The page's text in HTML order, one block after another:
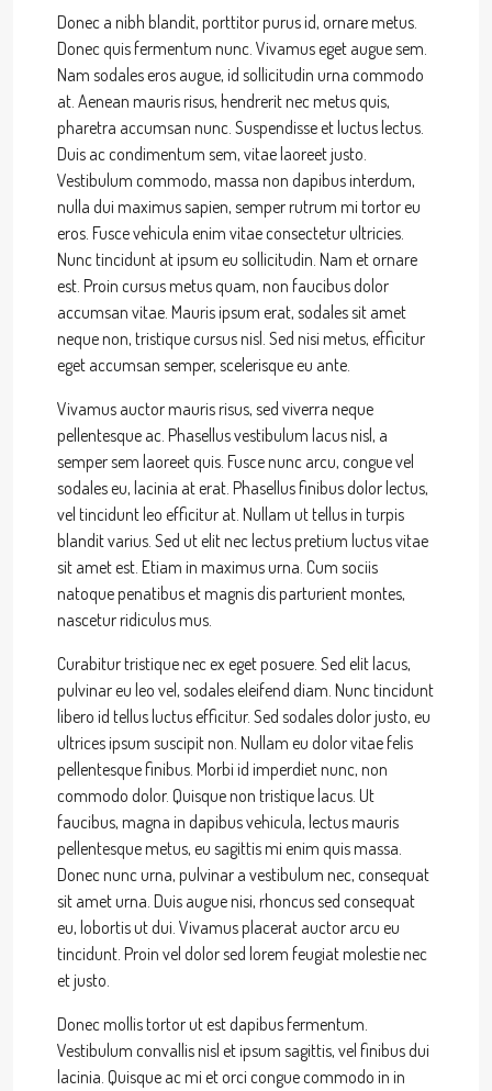
Donec a nibh blandit, porttitor purus id, ornare metus.
Donec quis fermentum nunc. Vivamus eget augue sem.
Nam sodales eros augue, id sollicitudin urna commodo
at. Aenean mauris risus, hendrerit nec metus quis,
pharetra accumsan nunc. Suspendisse et luctus lectus.
Duis ac condimentum sem, vitae laoreet justo.
Vestibulum commodo, massa non dapibus interdum,
nulla dui maximus sapien, semper rutrum mi tortor eu
eros. Fusce vehicula enim vitae consectetur ultricies.
Nunc tincidunt at ipsum eu sollicitudin. Nam et ornare
est. Proin cursus metus quam, non faucibus dolor
accumsan vitae. Mauris ipsum erat, sodales sit amet
neque non, tristique cursus nisl. Sed nisi metus, efficitur
eget accumsan semper, scelerisque eu ante.
Vivamus auctor mauris risus, sed viverra neque
pellentesque ac. Phasellus vestibulum lacus nisl, a
semper sem laoreet quis. Fusce nunc arcu, congue vel
sodales eu, lacinia at erat. Phasellus finibus dolor lectus,
vel tincidunt leo efficitur at. Nullam ut tellus in turpis
blandit varius. Sed ut elit nec lectus pretium luctus vitae
sit amet est. Etiam in maximus urna. Cum sociis
natoque penatibus et magnis dis parturient montes,
nascetur ridiculus mus.
Curabitur tristique nec ex eget posuere. Sed elit lacus,
pulvinar eu leo vel, sodales eleifend diam. Nunc tincidunt
libero id tellus luctus efficitur. Sed sodales dolor justo, eu
ultrices ipsum suscipit non. Nullam eu dolor vitae felis
pellentesque finibus. Morbi id imperdiet nunc, non
commodo dolor. Quisque non tristique lacus. Ut
faucibus, magna in dapibus vehicula, lectus mauris
pellentesque metus, eu sagittis mi enim quis massa.
Donec nunc urna, pulvinar a vestibulum nec, consequat
sit amet urna. Duis augue nisi, rhoncus sed consequat
eu, lobortis ut dui. Vivamus placerat auctor arcu eu
tincidunt. Proin vel dolor sed lorem feugiat molestie nec
et justo.
Donec mollis tortor ut est dapibus fermentum.
Vestibulum convallis nisl et ipsum sagittis, vel finibus dui
lacinia. Quisque ac mi et orci congue commodo in in